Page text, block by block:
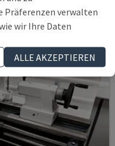
Präferenzen verwalten
wir Ihre Daten
ALLE AKZEPTIEREN